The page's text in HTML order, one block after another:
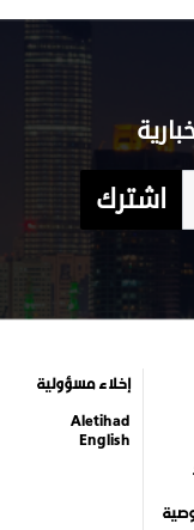
اشترك
إخلاء مسؤولية
Aletihad
English